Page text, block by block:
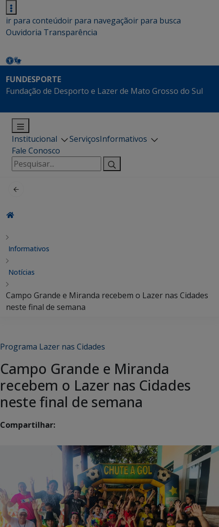
ir para conteúdoir para navegaçãoir para busca
Ouvidoria Transparência
FUNDESPORTE
Fundação de Desporto e Lazer de Mato Grosso do Sul
Institucional ServiçosInformativos
Fale Conosco
Pesquisar
por:
Informativos
Notícias
Campo Grande e Miranda recebem o Lazer nas Cidades
neste final de semana
Programa Lazer nas Cidades
Campo Grande e Miranda
recebem o Lazer nas Cidades
neste final de semana
Compartilhar: